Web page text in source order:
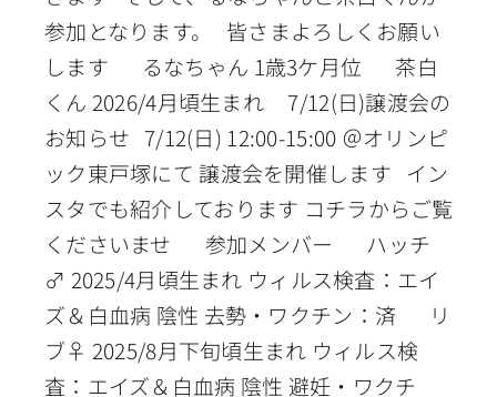
参加となります。 皆さまよろしくお願い
します るなちゃん 1歳3ケ月位 茶白
くん 2026/4月頃生まれ 7/12(日)譲渡会の
お知らせ 7/12(日) 12:00-15:00 ＠オリンピ
ック東戸塚にて 譲渡会を開催します イン
スタでも紹介しております コチラからご覧
くださいませ 参加メンバー ハッチ
♂ 2025/4月頃生まれ ウィルス検査：エイ
ズ＆白血病 陰性 去勢・ワクチン：済 リ
ブ♀ 2025/8月下旬頃生まれ ウィルス検
査：エイズ＆白血病 陰性 避妊・ワクチ